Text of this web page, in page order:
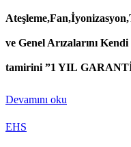
ve Genel Arızalarını
tamirini ”1 YIL
Devamını oku
EHS